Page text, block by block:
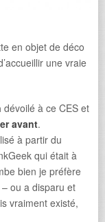
en objet de déco
une vraie
dévoilé à ce CES et
avant.
à partir du
qui était à
bien je préfère
ou a disparu et
vraiment existé,